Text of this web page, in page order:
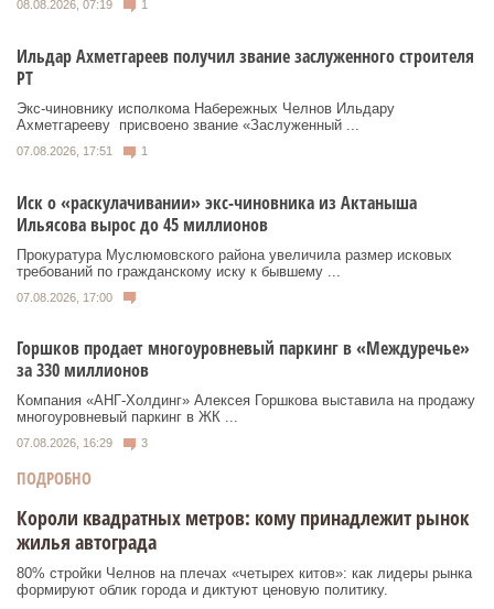
08.08.2026, 07:19 1
Ильдар Ахметгареев получил звание заслуженного строителя
РТ
Экс‑чиновнику исполкома Набережных Челнов Ильдару
Ахметгарееву присвоено звание «Заслуженный ...
07.08.2026, 17:51 1
Иск о «раскулачивании» экс-чиновника из Актаныша
Ильясова вырос до 45 миллионов
Прокуратура Муслюмовского района увеличила размер исковых
требований по гражданскому иску к бывшему ...
07.08.2026, 17:00
Горшков продает многоуровневый паркинг в «Междуречье»
за 330 миллионов
Компания «АНГ-Холдинг» Алексея Горшкова выставила на продажу
многоуровневый паркинг в ЖК ...
07.08.2026, 16:29 3
ПОДРОБНО
Короли квадратных метров: кому принадлежит рынок
жилья автограда
80% стройки Челнов на плечах «четырех китов»: как лидеры рынка
формируют облик города и диктуют ценовую политику.